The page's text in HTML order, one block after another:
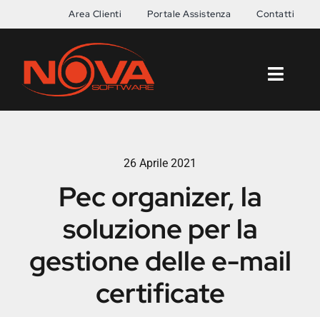
al
Area Clienti Portale Assistenza Contatti
Azienda
26 Aprile 2021
Pec organizer, la
soluzione per la
gestione delle e-mail
certificate